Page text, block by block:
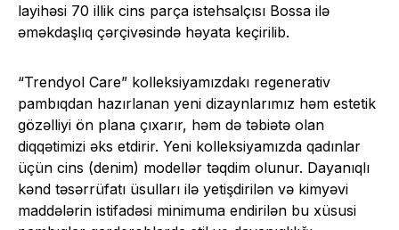
layihəsi 70 illik cins parça istehsalçısı Bossa ilə
əməkdaşlıq çərçivəsində həyata keçirilib.
“Trendyol Care” kolleksiyamızdakı regenerativ
pambıqdan hazırlanan yeni dizaynlarımız həm estetik
gözəlliyi ön plana çıxarır, həm də təbiətə olan
diqqətimizi əks etdirir. Yeni kolleksiyamızda qadınlar
üçün cins (denim) modellər təqdim olunur. Dayanıqlı
kənd təsərrüfatı üsulları ilə yetişdirilən və kimyəvi
maddələrin istifadəsi minimuma endirilən bu xüsusi